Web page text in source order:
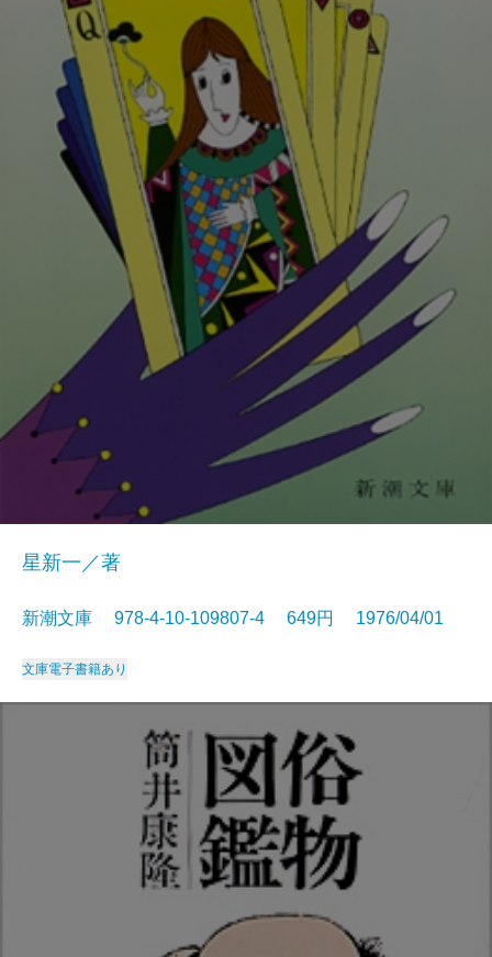
星新一／著
新潮文庫 978-4-10-109807-4 649円 1976/04/01
文庫電子書籍あり